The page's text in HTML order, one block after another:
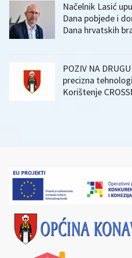
Načelnik Lasić
Dana pobjede i
Dana hrvatskih
POZIV NA
precizna
Korištenje